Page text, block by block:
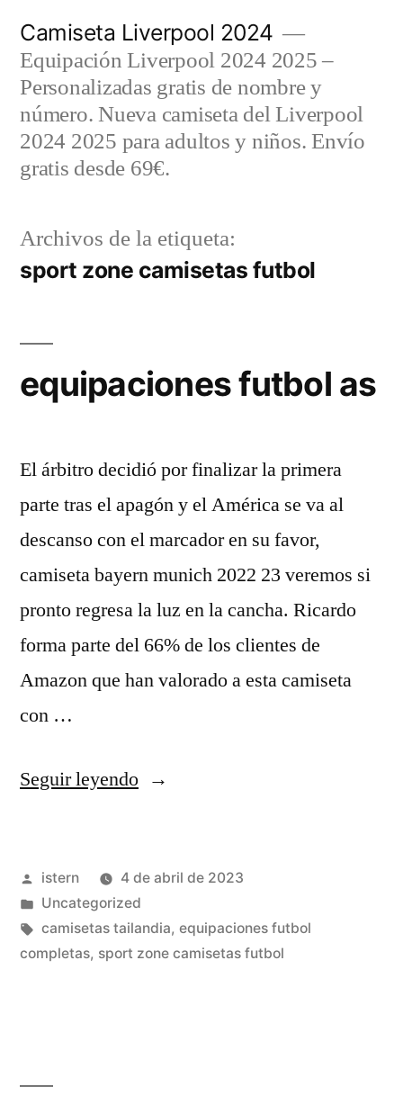
contenido
Camiseta Liverpool 2024
Equipación Liverpool 2024 2025 –
Personalizadas gratis de nombre y
número. Nueva camiseta del Liverpool
2024 2025 para adultos y niños. Envío
gratis desde 69€.
Archivos de la etiqueta:
sport zone camisetas futbol
equipaciones futbol as
El árbitro decidió por finalizar la primera
parte tras el apagón y el América se va al
descanso con el marcador en su favor,
camiseta bayern munich 2022 23 veremos si
pronto regresa la luz en la cancha. Ricardo
forma parte del 66% de los clientes de
Amazon que han valorado a esta camiseta
con …
Seguir leyendo«equipaciones
Publicado
por
istern
4 de abril de 2023
Publicado
en
Uncategorized
Etiquetas:
camisetas tailandia, equipaciones futbol
completas, sport zone camisetas futbol